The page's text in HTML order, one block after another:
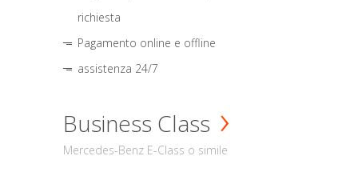
richiesta
Pagamento online e offline
assistenza 24/7
Business Class
Mercedes-Benz E-Class o simile